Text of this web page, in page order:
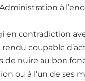
à
en contradiction
rendu coupable
de nuire au bon
ou à l’un de ses